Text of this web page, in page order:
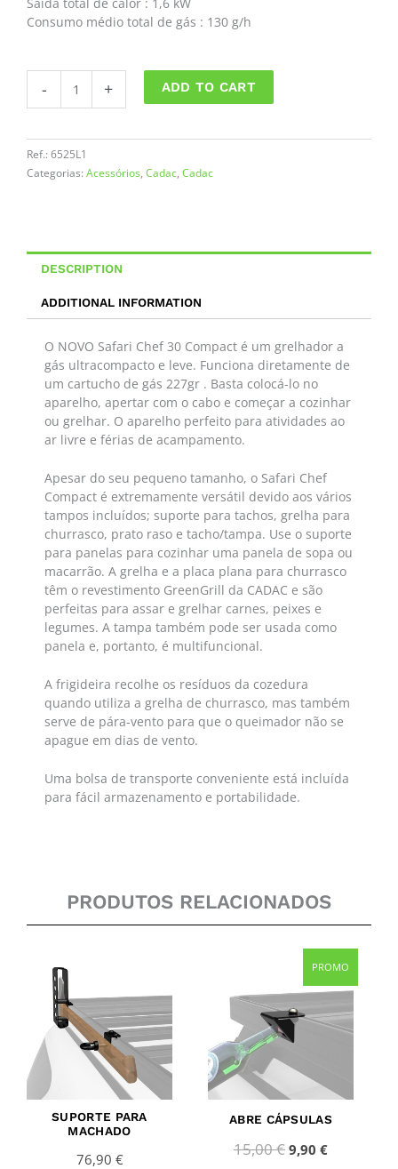
Consumo médio total de gás : 130 g/h
-
COMPACTO
quantity
+ ADD TO CART
Ref.: 6525L1
Categorias: Acessórios, Cadac, Cadac
DESCRIPTION
ADDITIONAL INFORMATION
O NOVO Safari Chef 30 Compact é um grelhador a
gás ultracompacto e leve. Funciona diretamente de
um cartucho de gás 227gr . Basta colocá-lo no
aparelho, apertar com o cabo e começar a cozinhar
ou grelhar. O aparelho perfeito para atividades ao
ar livre e férias de acampamento.
Apesar do seu pequeno tamanho, o Safari Chef
Compact é extremamente versátil devido aos vários
tampos incluídos; suporte para tachos, grelha para
churrasco, prato raso e tacho/tampa. Use o suporte
para panelas para cozinhar uma panela de sopa ou
macarrão. A grelha e a placa plana para churrasco
têm o revestimento GreenGrill da CADAC e são
perfeitas para assar e grelhar carnes, peixes e
legumes. A tampa também pode ser usada como
panela e, portanto, é multifuncional.
A frigideira recolhe os resíduos da cozedura
quando utiliza a grelha de churrasco, mas também
serve de pára-vento para que o queimador não se
apague em dias de vento.
Uma bolsa de transporte conveniente está incluída
para fácil armazenamento e portabilidade.
PRODUTOS RELACIONADOS
SUPORTE PARA
MACHADO
76,90 €
PROMO
ABRE CÁPSULAS
15,00€
Original
price
was:
15,00 €.
9,90 €
Current
price
9,90 €.